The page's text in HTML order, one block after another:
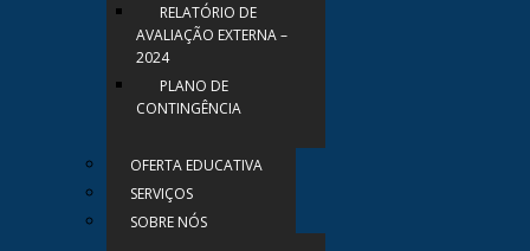
RELATÓRIO DE
AVALIAÇÃO EXTERNA –
2024
PLANO DE
CONTINGÊNCIA
OFERTA EDUCATIVA
SERVIÇOS
SOBRE NÓS